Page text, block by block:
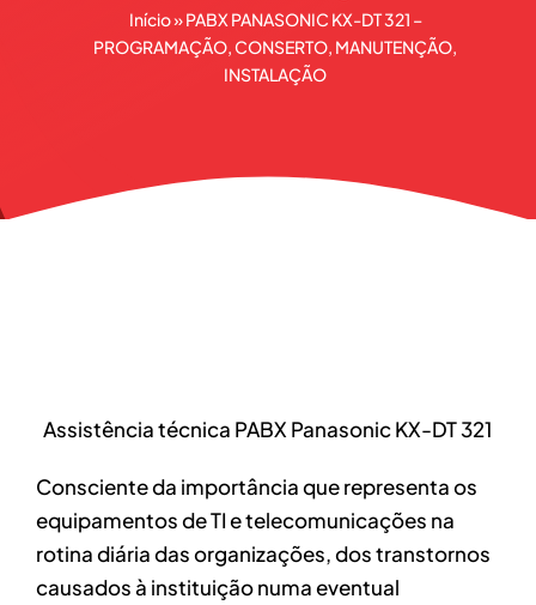
Início»PABX PANASONIC KX-DT 321 –
PROGRAMAÇÃO, CONSERTO, MANUTENÇÃO,
INSTALAÇÃO
Assistência técnica PABX Panasonic KX-DT 321
Consciente da importância que representa os
equipamentos de TI e telecomunicações na
rotina diária das organizações, dos transtornos
causados à instituição numa eventual